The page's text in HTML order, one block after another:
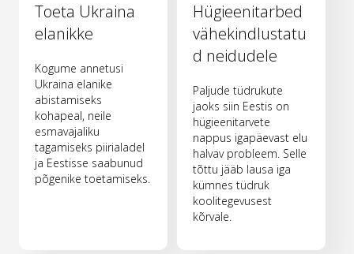
Toeta Ukraina
elanikke
Kogume annetusi
Ukraina elanike
abistamiseks
kohapeal, neile
esmavajaliku
tagamiseks piirialadel
ja Eestisse saabunud
põgenike toetamiseks.
Hügieenitarbed
vähekindlustatu
d neidudele
Paljude tüdrukute
jaoks siin Eestis on
hügieenitarvete
nappus igapäevast elu
halvav probleem. Selle
tõttu jääb lausa iga
kümnes tüdruk
koolitegevusest
kõrvale.